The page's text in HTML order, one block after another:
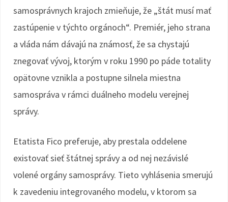
samosprávnych krajoch zmieňuje, že „štát musí mať
zastúpenie v týchto orgánoch“. Premiér, jeho strana
a vláda nám dávajú na známosť, že sa chystajú
znegovať vývoj, ktorým v roku 1990 po páde totality
opätovne vznikla a postupne silnela miestna
samospráva v rámci duálneho modelu verejnej
správy.
Etatista Fico preferuje, aby prestala oddelene
existovať sieť štátnej správy a od nej nezávislé
volené orgány samosprávy. Tieto vyhlásenia smerujú
k zavedeniu integrovaného modelu, v ktorom sa